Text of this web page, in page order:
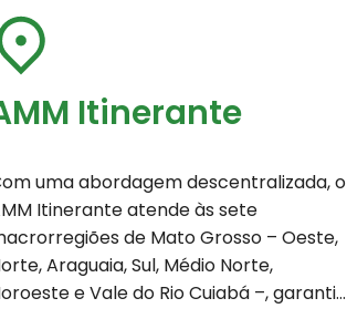
Itinerante
uma abordagem descentralizada, o
Itinerante atende às sete
de Mato Grosso – Oeste,
Araguaia, Sul, Médio Norte,
e Vale do Rio Cuiabá –, garanti…